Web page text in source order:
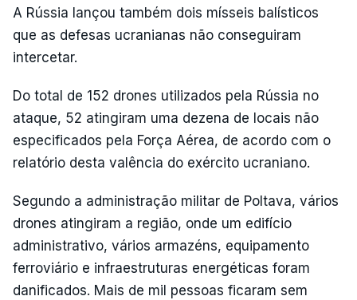
A Rússia lançou também dois mísseis balísticos
que as defesas ucranianas não conseguiram
intercetar.
Do total de 152 drones utilizados pela Rússia no
ataque, 52 atingiram uma dezena de locais não
especificados pela Força Aérea, de acordo com o
relatório desta valência do exército ucraniano.
Segundo a administração militar de Poltava, vários
drones atingiram a região, onde um edifício
administrativo, vários armazéns, equipamento
ferroviário e infraestruturas energéticas foram
danificados. Mais de mil pessoas ficaram sem